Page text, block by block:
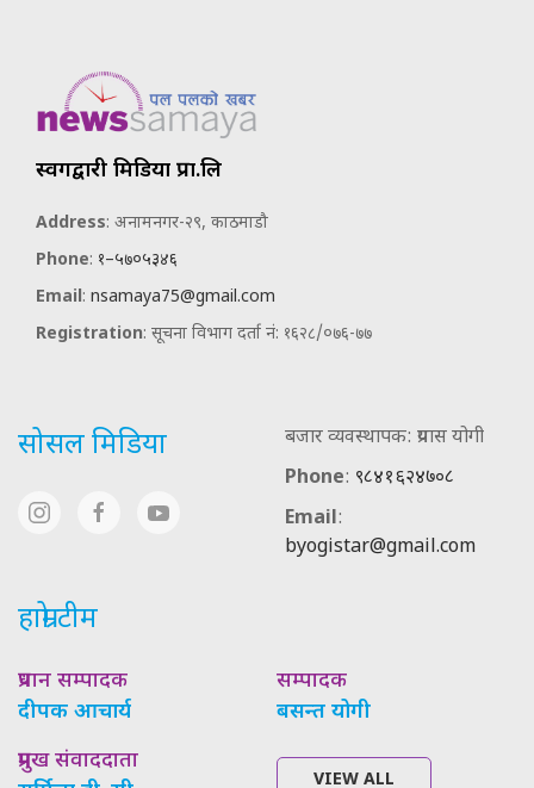
स्वर्गद्वारी मिडिया प्रा.लि
Address: अनामनगर-२९, काठमाडौ
Phone: १–५७०५३४६
Email: nsamaya75@gmail.com
Registration: सूचना विभाग दर्ता नं: १६२८/०७६-७७
सोसल मिडिया
बजार व्यवस्थापक: प्रयास योगी
Phone: ९८४१६२४७०८
Email:
byogistar@gmail.com
हाम्रो टीम
प्रधान सम्पादक
दीपक आचार्य
सम्पादक
बसन्त योगी
प्रमुख संवाददाता
VIEW ALL